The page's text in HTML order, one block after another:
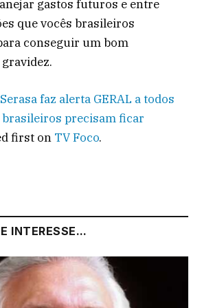
gastos futuros e entre
que vocês brasileiros
conseguir um bom
faz alerta GERAL a todos
brasileiros precisam ficar
first on TV Foco.
INTERESSE...